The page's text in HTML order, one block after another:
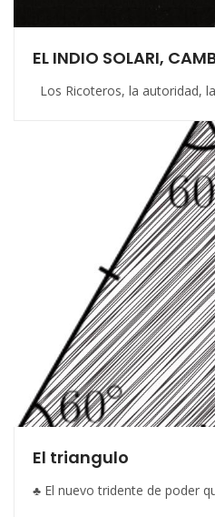
EL INDIO SOLARI,
Los Ricoteros, la autoridad,
El triangulo
♣ El nuevo tridente de poder